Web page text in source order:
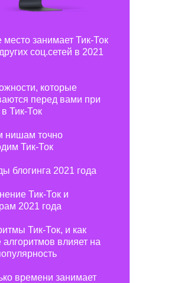
место занимает Тик-Ток
соц.сетей в 2021
которые
перед вами при
в Тик-Ток
нишам точно
Тик-Ток
блогинга 2021 года
Тик-Ток и
2021 года
Тик-Ток, и как
алгоритмов влияет на
времени занимает